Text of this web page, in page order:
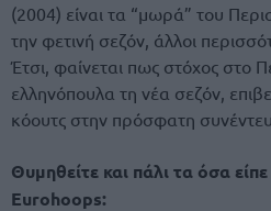
(2004) είναι τα “μωρά” του
την φετινή σεζόν, άλλοι
Έτσι, φαίνεται πως στόχος στο
ελληνόπουλα τη νέα σεζόν,
κόουτς στην πρόσφατη
Θυμηθείτε και πάλι τα όσα
Eurohoops: